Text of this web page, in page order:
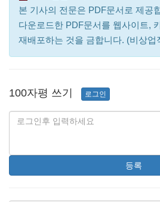
본 기사의 전문은 PDF문서로 제공
다운로드한 PDF문서를 웹사이트,
재배포하는 것을 금합니다. (비상업
100자평 쓰기 로그인
등록